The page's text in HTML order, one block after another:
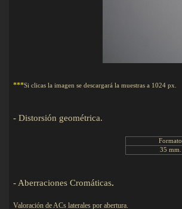
***Si clicas la imagen se descargará la muestras a 1024 px.
- Distorsión geométrica.
Formato
35 mm.
- Aberraciones Cromáticas.
Valoración de ACs laterales por abertura.